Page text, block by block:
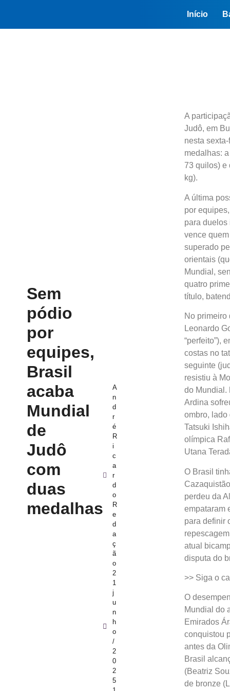
Início
Sem
pódio
por
equipes,
Brasil
acaba
Mundial
de
Judô
com
duas
medalhas
A
n
d
r
é
R
i
c
a
r
d
o
R
e
d
a
ç
ã
o
2
1
j
u
n
h
o
/
2
0
2
5
A
Judô, em
nesta
medalhas:
73 quilos) e
kg).
A última
por
para duelos
vence
superado
orientais
Mundial,
quatro
título,
No primeiro
Leonardo
“perfeito”),
costas no
seguinte
resistiu à
do Mundial.
Ardina
ombro, lado
Tatsuki
olímpica
Utana
O Brasil
perdeu da
empataram
para definir
atual
disputa do
>> Siga o
O
Mundial do
Emirados
conquistou
antes da
Brasil
(Beatriz
de bronze